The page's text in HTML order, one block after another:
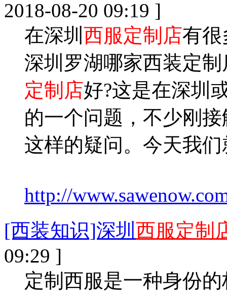
2018-08-20 09:19 ]
在深圳 西服定制店有很
深圳罗湖哪家西装定
定制店好?这是在深圳
的一个问题，不少刚
这样的疑问。今天我
http://
[西装知识]深圳 西服定制
09:29 ]
定制西服是一种身份